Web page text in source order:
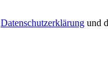
Datenschutzerklärung und